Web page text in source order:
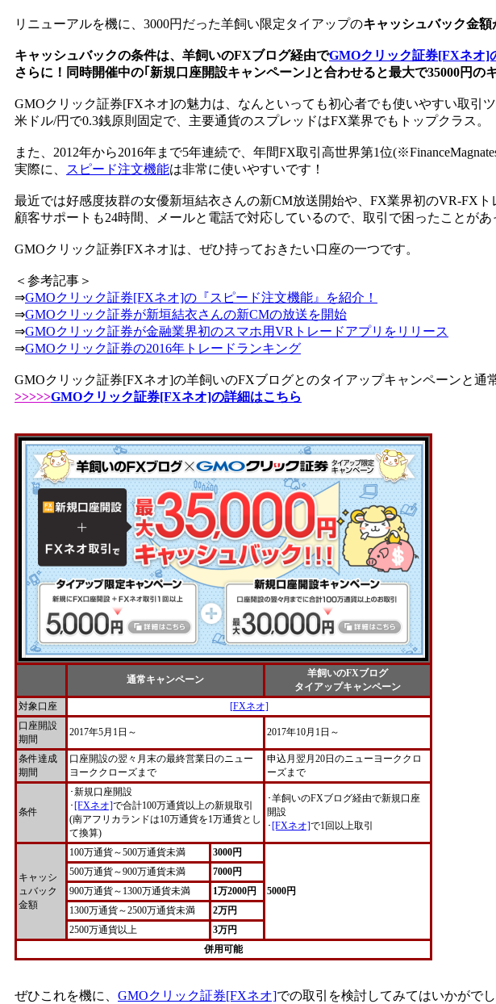
リニューアルを機に、3000円だった羊飼い限定タイアップのキャッシュバック金額
キャッシュバックの条件は、羊飼いのFXブログ経由でGMOクリック証券[FXネオ]
さらに！同時開催中の｢新規口座開設キャンペーン｣と合わせると最大で35000円の
GMOクリック証券[FXネオ]の魅力は、なんといっても初心者でも使いやすい取引
米ドル/円で0.3銭原則固定で、主要通貨のスプレッドはFX業界でもトップクラス。
また、2012年から2016年まで5年連続で、年間FX取引高世界第1位
実際に、
スピード注文機能は非常に使いやすいです！
最近では好感度抜群の女優新垣結衣さんの新CM放送開始や、FX業界初のVR-FXト
顧客サポートも24時間、メールと電話で対応しているので、取引で困ったことがあ
GMOクリック証券[FXネオ]は、ぜひ持っておきたい口座の一つです。
＜参考記事＞
⇒GMOクリック証券[FXネオ]の『スピード注文機能』を紹介！
⇒GMOクリック証券が新垣結衣さんの新CMの放送を開始
⇒GMOクリック証券が金融業界初のスマホ用VRトレードアプリをリリース
⇒GMOクリック証券の2016年トレードランキング
GMOクリック証券[FXネオ]の羊飼いのFXブログとのタイアップキャンペーンと通
>>>>>GMOクリック証券[FXネオ]の詳細はこちら
通常キャンペーン
羊飼いのFXブログ
タイアップキャンペーン
対象口座
[FXネオ]
口座開設
期間
2017年5月1日～ 2017年10月1日～
条件達成
期間
口座開設の翌々月末の最終営業日のニュー
ヨーククローズまで
申込月翌月20日のニューヨーククロ
ーズまで
条件
･新規口座開設
･[FXネオ]で合計100万通貨以上の新規取引
(南アフリカランドは10万通貨を1万通貨とし
て換算)
･羊飼いのFXブログ経由で新規口座
開設
･[FXネオ]で1回以上取引
キャッシ
ュバック
金額
100万通貨～500万通貨未満 3000円
5000円
500万通貨～900万通貨未満
7000円
900万通貨～1300万通貨未満
1万2000円
1300万通貨～2500万通貨未満
2万円
2500万通貨以上
3万円
併用可能
ぜひこれを機に、 GMOクリック証券[FXネオ]での取引を検討してみてはいかがでし